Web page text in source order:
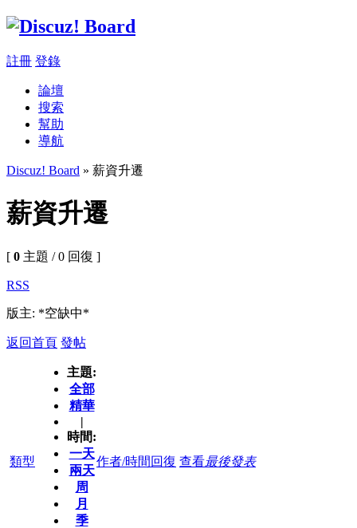
註冊 登錄
論壇
搜索
幫助
導航
Discuz! Board » 薪資升遷
薪資升遷
[ 0 主題 / 0 回復 ]
RSS
版主: *空缺中*
返回首頁 發帖
類型
主題:
全部
精華
|
時間:
一天
兩天
周
月
季
作者/時間 回復 查看最後發表